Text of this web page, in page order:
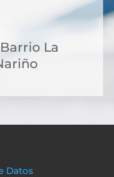
La
Datos